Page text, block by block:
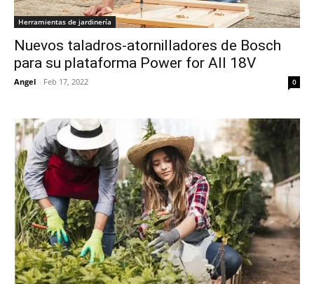
Herramientas de jardinería
Nuevos taladros-atornilladores de Bosch
para su plataforma Power for All 18V
Angel - Feb 17, 2022 0